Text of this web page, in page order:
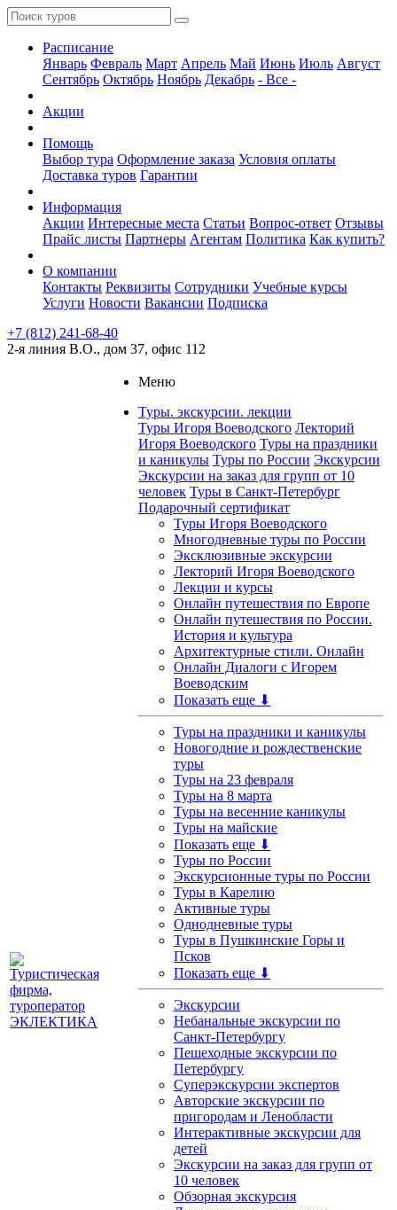
Расписание
Январь Февраль Март Апрель Май Июнь Июль Август
Сентябрь Октябрь Ноябрь Декабрь - Все -
Акции
Помощь
Выбор тура Оформление заказа Условия оплаты
Доставка туров Гарантии
Информация
Акции Интересные места Статьи Вопрос-ответ Отзывы
Прайс листы Партнеры Агентам Политика Как купить?
О компании
Контакты Реквизиты Сотрудники Учебные курсы
Услуги Новости Вакансии Подписка
+7 (812) 241-68-40
2-я линия В.О., дом 37, офис 112
Меню
Туры. экскурсии. лекции
Туры Игоря Воеводского Лекторий
Игоря Воеводского Туры на праздники
и каникулы Туры по России Экскурсии
Экскурсии на заказ для групп от 10
человек Туры в Санкт-Петербург
Подарочный сертификат
Туры Игоря Воеводского
Многодневные туры по России
Эксклюзивные экскурсии
Лекторий Игоря Воеводского
Лекции и курсы
Онлайн путешествия по Европе
Онлайн путешествия по России.
История и культура
Архитектурные стили. Онлайн
Онлайн Диалоги с Игорем
Воеводским
Показать еще ⬇
Туры на праздники и каникулы
Новогодние и рождественские
туры
Туры на 23 февраля
Туры на 8 марта
Туры на весенние каникулы
Туры на майские
Показать еще ⬇
Туры по России
Экскурсионные туры по России
Туры в Карелию
Активные туры
Однодневные туры
Туры в Пушкинские Горы и
Псков
Показать еще ⬇
Экскурсии
Небанальные экскурсии по
Санкт-Петербургу
Пешеходные экскурсии по
Петербургу
Суперэкскурсии экспертов
Авторские экскурсии по
пригородам и Ленобласти
Интерактивные экскурсии для
детей
Экскурсии на заказ для групп от
10 человек
Обзорная экскурсия